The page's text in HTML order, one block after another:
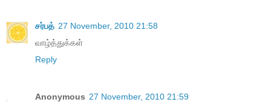
சர்பத் 27 November, 2010 21:58
வாழ்த்துக்கள்
Reply
Anonymous 27 November, 2010 21:59